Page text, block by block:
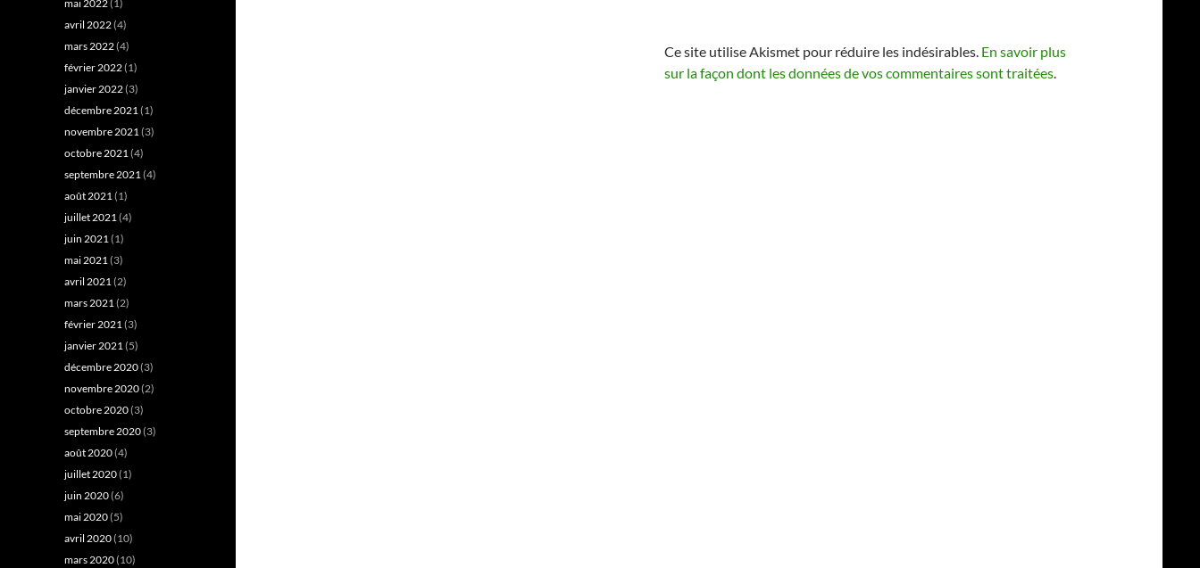
Ce site utilise Akismet pour réduire les indésirables. En savoir plus
sur la façon dont les données de vos commentaires sont traitées
mai 2022(1)
avril 2022(4)
mars 2022(4)
février 2022(1)
janvier 2022(3)
décembre 2021(1)
novembre 2021(3)
octobre 2021(4)
septembre 2021(4)
août 2021(1)
juillet 2021(4)
juin 2021(1)
mai 2021(3)
avril 2021(2)
mars 2021(2)
février 2021(3)
janvier 2021(5)
décembre 2020(3)
novembre 2020(2)
octobre 2020(3)
septembre 2020(3)
août 2020(4)
juillet 2020(1)
juin 2020(6)
mai 2020(5)
avril 2020(10)
mars 2020(10)